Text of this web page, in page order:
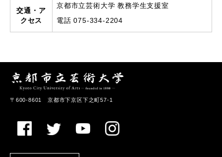
交通・ア
クセス
京都市立芸術大学 教務学生支援室
電話 075-334-2204
〒600-8601 京都市下京区下之町57-1